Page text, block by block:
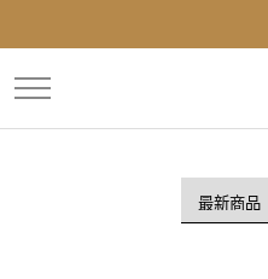
到
主
要
內